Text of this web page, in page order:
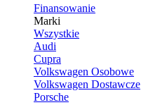
Finansowanie
Marki
Wszystkie
Audi
Cupra
Volkswagen Osobowe
Volkswagen Dostawcze
Porsche